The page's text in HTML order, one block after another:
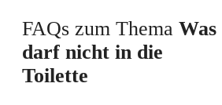
FAQs zum Thema Was
darf nicht in die
Toilette